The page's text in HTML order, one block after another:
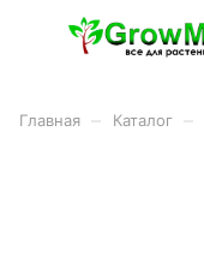
Главная Каталог